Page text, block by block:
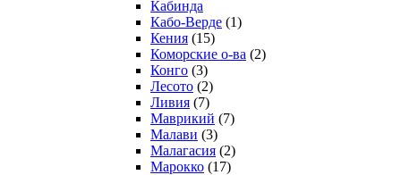
Кабинда
Кабо-Верде (1)
Кения (15)
Коморские о-ва (2)
Конго (3)
Лесото (2)
Ливия (7)
Маврикий (7)
Малави (3)
Малагасия (2)
Марокко (17)